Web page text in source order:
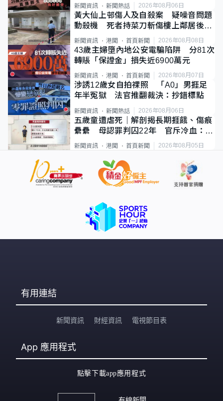
新聞資訊 新聞熱話 2026年08月06日
黃大仙上邨傷人及自殺案 疑噪音問題
動殺機 死者持菜刀斬傷樓上鄰居後墮
斃
新聞資訊 港聞 首頁新聞 2026年08月08日
43歲主婦墮內地公安電騙陷阱 分81次
轉賬「保證金」損失近6900萬元
新聞資訊 港聞 首頁新聞 2026年08月07日
涉誘12歲女自拍祼照 「A0」男捱足
年半冤獄 法官推翻裁決：抄錯標點
新聞資訊 新聞熱話 2026年08月06日
五歲童遭虐死｜解剖揭長期捱餓、傷痕
纍纍 母認罪判囚22年 官斥冷血：同
類案最惡劣
新聞資訊 港聞 首頁新聞 2026年08月05日
有用連結
新聞資訊 財經資訊 電視節目表
App 應用程式
點擊下載app應用程式